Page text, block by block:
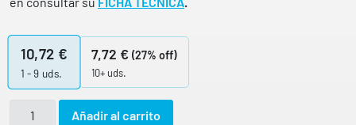
10,72 €
1 - 9 uds.
7,72 € (27% off)
10+ uds.
Añadir al carrito